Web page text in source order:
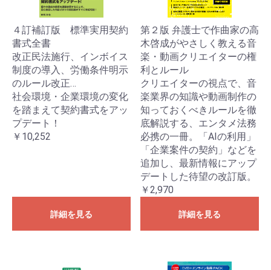
４訂補訂版 標準実用契約
書式全書
改正民法施行、インボイス
制度の導入、労働条件明示
のルール改正…
社会環境・企業環境の変化
を踏まえて契約書式をアッ
プデート！
￥10,252
詳細を見る
第２版 弁護士で作曲家の高
木啓成がやさしく教える音
楽・動画クリエイターの権
利とルール
クリエイターの視点で、音
楽業界の知識や動画制作の
知っておくべきルールを徹
底解説する、エンタメ法務
必携の一冊。「AIの利用」
「企業案件の契約」などを
追加し、最新情報にアップ
デートした待望の改訂版。
￥2,970
詳細を見る